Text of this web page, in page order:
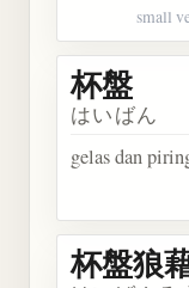
small
杯盤
はいばん
gelas dan
杯盤狼